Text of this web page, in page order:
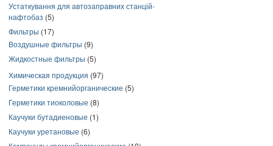
Устаткування для автозаправних станцій-
нафтобаз (5)
Фильтры (17)
Воздушные фильтры (9)
Жидкостные фильтры (5)
Химическая продукция (97)
Герметики кремнийорганические (5)
Герметики тиоколовые (8)
Каучуки бутадиеновые (1)
Каучуки уретановые (6)